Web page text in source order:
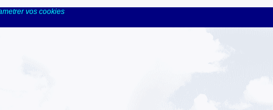
vos cookies